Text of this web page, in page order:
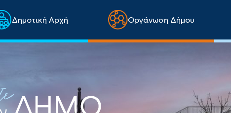
Δημοτική Αρχή Οργάνωση Δήμου